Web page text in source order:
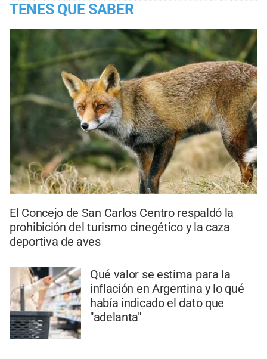
TENES QUE SABER
El Concejo de San Carlos Centro respaldó la
prohibición del turismo cinegético y la caza
deportiva de aves
Qué valor se estima para la
inflación en Argentina y lo qué
había indicado el dato que
"adelanta"